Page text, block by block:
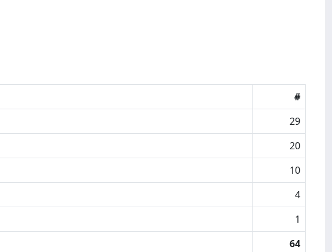
#
29
20
10
4
1
64